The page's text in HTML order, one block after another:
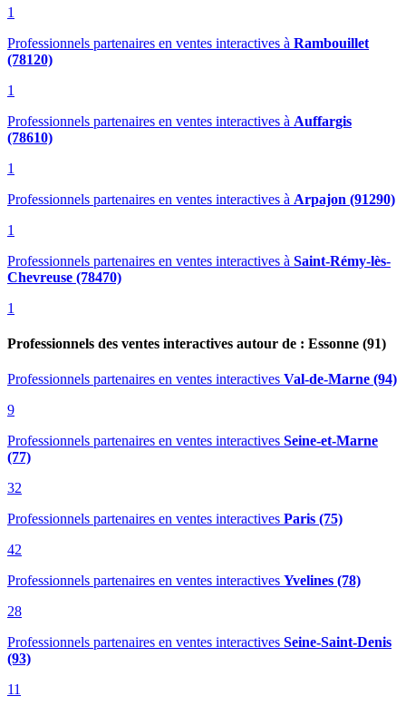
1
Professionnels partenaires en ventes interactives à Rambouillet
(78120)
1
Professionnels partenaires en ventes interactives à Auffargis
(78610)
1
Professionnels partenaires en ventes interactives à Arpajon (91290)
1
Professionnels partenaires en ventes interactives à Saint-Rémy-lès-
Chevreuse (78470)
1
Professionnels des ventes interactives autour de : Essonne (91)
Professionnels partenaires en ventes interactives Val-de-Marne (94)
9
Professionnels partenaires en ventes interactives Seine-et-Marne
(77)
32
Professionnels partenaires en ventes interactives Paris (75)
42
Professionnels partenaires en ventes interactives Yvelines (78)
28
Professionnels partenaires en ventes interactives Seine-Saint-Denis
(93)
11